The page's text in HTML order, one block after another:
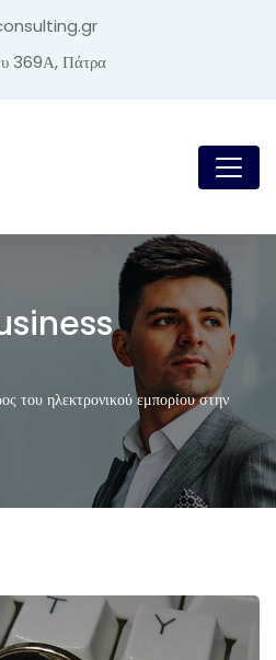
εργαλείων
369Α, Πάτρα
ηλεκτρονικού εμπορίου στην